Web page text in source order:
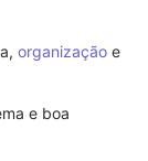
organização e
e boa